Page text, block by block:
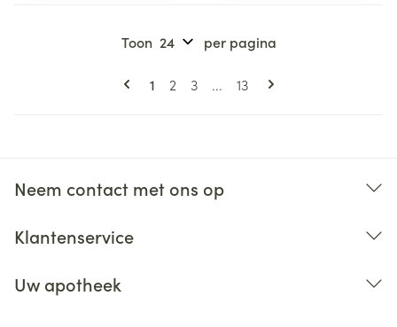
Pagina's
U lees momenteel pagina
1 Pagina
2 Pagina
3 ... Pagina
13
Toon per pagina
Neem contact met ons op
Klantenservice
Uw apotheek